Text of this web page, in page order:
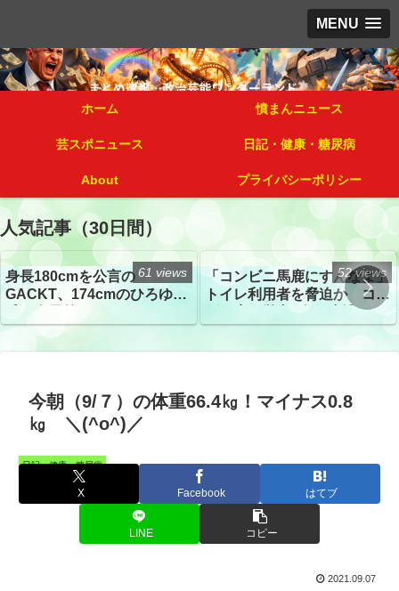
MENU
ホーム 憤まんニュース
芸スポニュース 日記・健康・糖尿病
About プライバシーポリシー
人気記事（30日間）
身長180cmを公言の
GACKT、174cmのひろゆき
トざわつき イベントでの写
真が話題
61 views
「コンビニ馬鹿にすんなよ」
トイレ利用者を脅迫か コン
52 views
今朝（9/７）の体重66.4㎏！マイナス0.8
㎏ ＼(^o^)／
日記・健康・糖尿病
X Facebook はてブ
LINE コピー
2021.09.07